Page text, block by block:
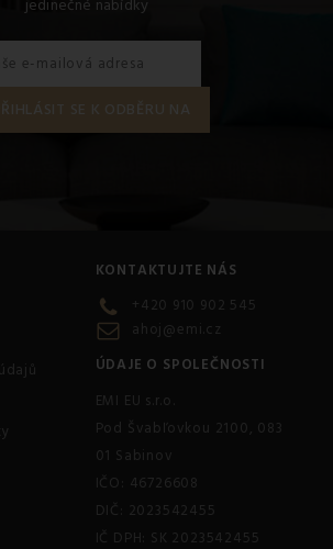
jedinečné nabídky
KONTAKTUJTE NÁS
+420 910 902 545
ahoj@emi.cz
ÚDAJE O SPOLEČNOSTI
EMI EU s.r.o.
Pod Švabľovkou 2100, 083
01 Sabinov
IČO: 46726608
DIČ: 2023542455
IČ DPH: SK 2023542455